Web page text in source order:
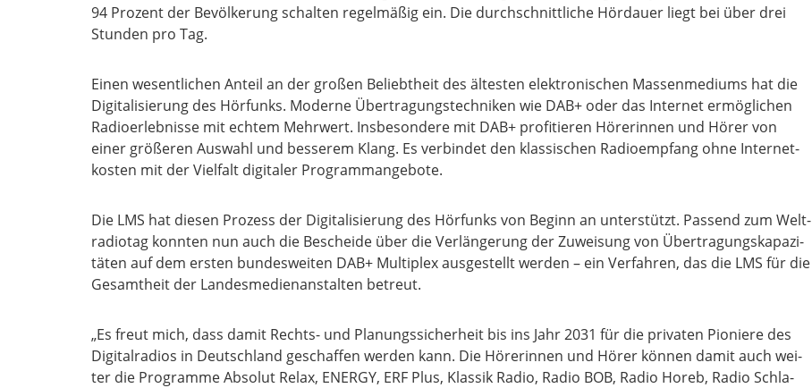
94 Pro­zent der Bevöl­ke­rung schal­ten regel­mä­ßig ein. Die durch­schnitt­li­che Hör­dau­er liegt bei über drei
Stun­den pro Tag.
Einen wesent­li­chen Anteil an der gro­ßen Beliebt­heit des ältes­ten elek­tro­ni­schen Mas­sen­me­di­ums hat die
Digi­ta­li­sie­rung des Hör­funks. Moder­ne Über­tra­gungs­tech­ni­ken wie DAB+ oder das Inter­net ermög­li­chen
Radio­er­leb­nis­se mit ech­tem Mehr­wert. Ins­be­son­de­re mit DAB+ pro­fi­tie­ren Höre­rin­nen und Hörer von
einer grö­ße­ren Aus­wahl und bes­se­rem Klang. Es ver­bin­det den klas­si­schen Radio­emp­fang ohne Inter­net­
kos­ten mit der Viel­falt digi­ta­ler Pro­gramm­an­ge­bo­te.
Die LMS hat die­sen Pro­zess der Digi­ta­li­sie­rung des Hör­funks von Beginn an unter­stützt. Pas­send zum Welt­
ra­dio­tag konn­ten nun auch die Beschei­de über die Ver­län­ge­rung der Zuwei­sung von Über­tra­gungs­ka­pa­zi­
tä­ten auf dem ersten bun­des­wei­ten DAB+ Mul­ti­plex aus­ge­stellt wer­den – ein Ver­fah­ren, das die LMS für die
Gesamt­heit der Lan­des­me­di­en­an­stal­ten betreut.
„Es freut mich, dass damit Rechts- und Pla­nungs­si­cher­heit bis ins Jahr 2031 für die pri­va­ten Pio­nie­re des
Digi­tal­ra­di­os in Deutsch­land geschaf­fen wer­den kann. Die Höre­rin­nen und Hörer kön­nen damit auch wei­
ter die Pro­gram­me Abso­lut Relax, ENERGY, ERF Plus, Klas­sik Radio, Radio BOB, Radio Hor­eb, Radio Schla­